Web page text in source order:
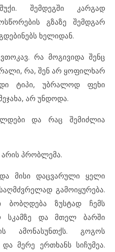
შემდეგში კარგად
გზაზე შემდგარ
ხელიდან.
რა მოგივიდა შენც
რა, შენ არ ყოფილხარ
ტიპი, უბრალოდ ფეხი
არ უნდოდა.
და რაც შემიძლია
არის პრობლემა.
მისი დაცვარული ყელი
გამოიყურება.
ბობღდება ზუსტად ჩემს
სკამზე და მთელ ბარში
ამონასუნთქს. გოგოს
მერე ერთხანს სიჩუმეა.